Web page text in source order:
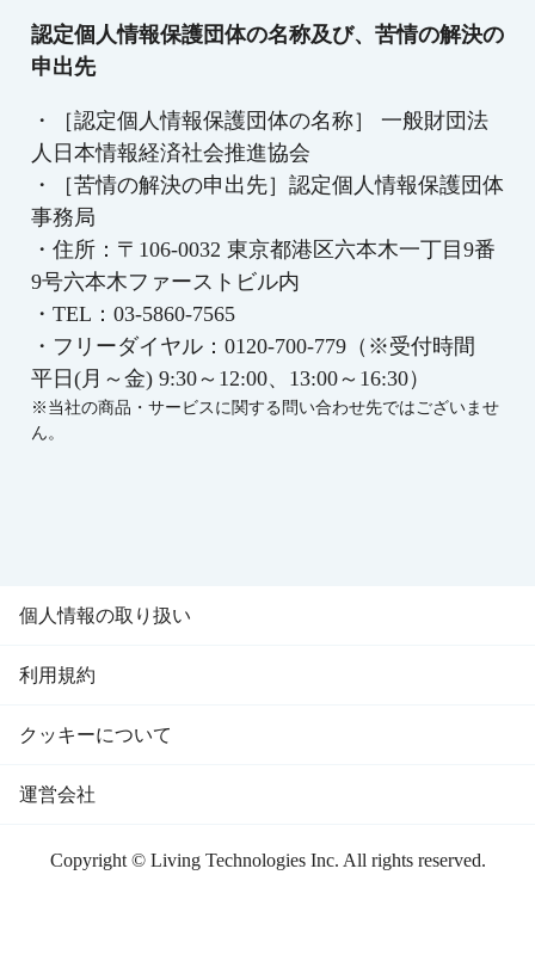
認定個人情報保護団体の名称及び、苦情の解決の
申出先
・［認定個人情報保護団体の名称］ 一般財団法
人日本情報経済社会推進協会
・［苦情の解決の申出先］認定個人情報保護団体
事務局
・住所：〒106-0032 東京都港区六本木一丁目9番
9号六本木ファーストビル内
・TEL：03-5860-7565
・フリーダイヤル： 0120-700-779（※受付時間
平日(月～金) 9:30～12:00、13:00～16:30）
※当社の商品・サービスに関する問い合わせ先ではございませ
ん。
個人情報の取り扱い
利用規約
クッキーについて
運営会社
Copyright © Living Technologies Inc. All rights reserved.